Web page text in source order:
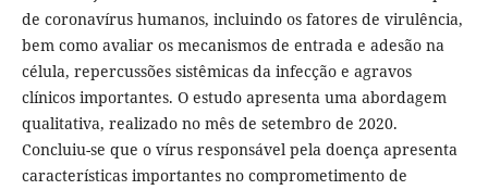
de coronavírus humanos, incluindo os fatores de virulência,
bem como avaliar os mecanismos de entrada e adesão na
célula, repercussões sistêmicas da infecção e agravos
clínicos importantes. O estudo apresenta uma abordagem
qualitativa, realizado no mês de setembro de 2020.
Concluiu-se que o vírus responsável pela doença apresenta
características importantes no comprometimento de